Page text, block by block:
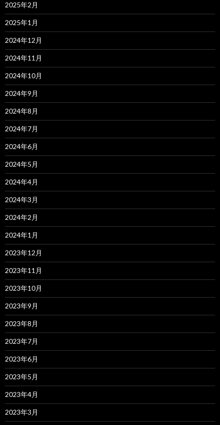
2025年2月
2025年1月
2024年12月
2024年11月
2024年10月
2024年9月
2024年8月
2024年7月
2024年6月
2024年5月
2024年4月
2024年3月
2024年2月
2024年1月
2023年12月
2023年11月
2023年10月
2023年9月
2023年8月
2023年7月
2023年6月
2023年5月
2023年4月
2023年3月